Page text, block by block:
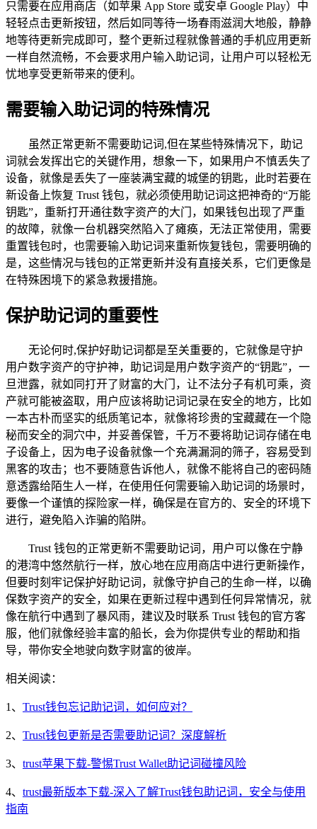
只需要在应用商店（如苹果 App Store 或安卓 Google Play）中
轻轻点击更新按钮，然后如同等待一场春雨滋润大地般，静静
地等待更新完成即可，整个更新过程就像普通的手机应用更新
一样自然流畅，不会要求用户输入助记词，让用户可以轻松无
忧地享受更新带来的便利。
需要输入助记词的特殊情况
虽然正常更新不需要助记词,但在某些特殊情况下，助记
词就会发挥出它的关键作用，想象一下，如果用户不慎丢失了
设备，就像是丢失了一座装满宝藏的城堡的钥匙，此时若要在
新设备上恢复 Trust 钱包，就必须使用助记词这把神奇的“万能
钥匙”，重新打开通往数字资产的大门，如果钱包出现了严重
的故障，就像一台机器突然陷入了瘫痪，无法正常使用，需要
重置钱包时，也需要输入助记词来重新恢复钱包，需要明确的
是，这些情况与钱包的正常更新并没有直接关系，它们更像是
在特殊困境下的紧急救援措施。
保护助记词的重要性
无论何时,保护好助记词都是至关重要的，它就像是守护
用户数字资产的守护神，助记词是用户数字资产的“钥匙”，一
旦泄露，就如同打开了财富的大门，让不法分子有机可乘，资
产就可能被盗取，用户应该将助记词记录在安全的地方，比如
一本古朴而坚实的纸质笔记本，就像将珍贵的宝藏藏在一个隐
秘而安全的洞穴中，并妥善保管，千万不要将助记词存储在电
子设备上，因为电子设备就像一个充满漏洞的筛子，容易受到
黑客的攻击；也不要随意告诉他人，就像不能将自己的密码随
意透露给陌生人一样，在使用任何需要输入助记词的场景时，
要像一个谨慎的探险家一样，确保是在官方的、安全的环境下
进行，避免陷入诈骗的陷阱。
Trust 钱包的正常更新不需要助记词，用户可以像在宁静
的港湾中悠然航行一样，放心地在应用商店中进行更新操作，
但要时刻牢记保护好助记词，就像守护自己的生命一样，以确
保数字资产的安全，如果在更新过程中遇到任何异常情况，就
像在航行中遇到了暴风雨，建议及时联系 Trust 钱包的官方客
服，他们就像经验丰富的船长，会为你提供专业的帮助和指
导，带你安全地驶向数字财富的彼岸。
相关阅读：
1、 Trust钱包忘记助记词，如何应对？
2、 Trust钱包更新是否需要助记词？深度解析
3、 trust苹果下载-警惕Trust Wallet助记词碰撞风险
4、 trust最新版本下载-深入了解Trust钱包助记词，安全与使用
指南